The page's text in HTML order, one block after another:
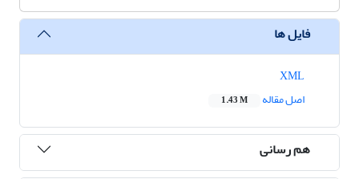
فایل ها
اصل مقاله
1.43 M
هم رسانی